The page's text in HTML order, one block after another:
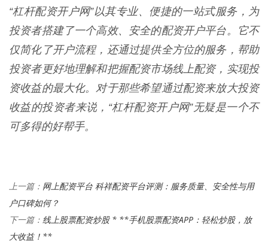
“杠杆配资开户网”以其专业、便捷的一站式服务，为
投资者搭建了一个高效、安全的配资开户平台。它不
仅简化了开户流程，还通过提供全方位的服务，帮助
投资者更好地理解和把握配资市场线上配资，实现投
资收益的最大化。对于那些希望通过配资来放大投资
收益的投资者来说，“杠杆配资开户网”无疑是一个不
可多得的好帮手。
上一篇： 网上配资平台 科祥配资平台评测：服务质量、安全性与用
户口碑如何？
下一篇： 线上股票配资炒股 * **手机股票配资APP：轻松炒股，放
大收益！**